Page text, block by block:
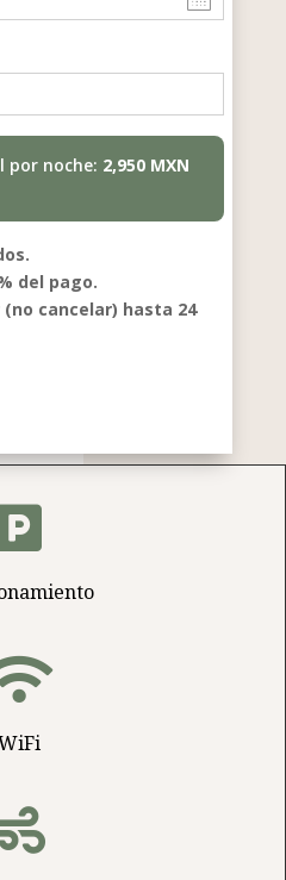
por noche: 2,950 MXN
del pago.
cancelar) hasta 24
